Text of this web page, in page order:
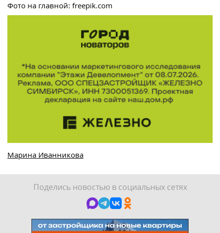
Фото на главной: freepik.com
Марина Иванникова
Поделись новостью в социальных сетях